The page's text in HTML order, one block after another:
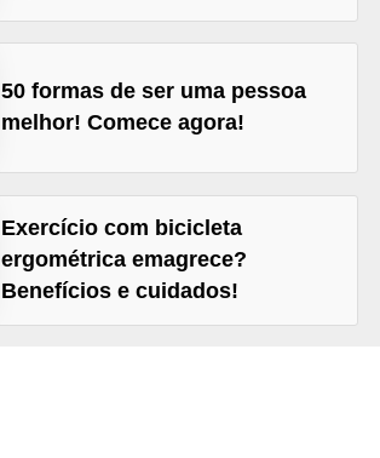
50 formas de ser uma pessoa
melhor! Comece agora!
Exercício com bicicleta
ergométrica emagrece?
Benefícios e cuidados!